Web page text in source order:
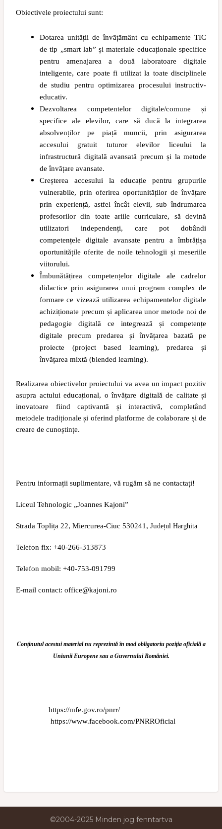
Obiectivele proiectului sunt:
Dotarea unitӑții de învӑțӑmȃnt cu echipamente TIC
de tip „smart lab” și materiale educaționale specifice
pentru amenajarea a două laboratoare digitale
inteligente, care poate fi utilizat la toate disciplinele
de studiu pentru optimizarea procesului instructiv-
educativ.
Dezvoltarea competentelor digitale/comune și
specifice ale elevilor, care să ducă la integrarea
absolvenților pe piață muncii, prin asigurarea
accesului gratuit tuturor elevilor liceului la
infrastructură digitală avansată precum și la metode
de învățare avansate.
Creșterea accesului la educație pentru grupurile
vulnerabile, prin oferirea oportunităților de învățare
prin experiență, astfel încât elevii, sub îndrumarea
profesorilor din toate ariile curriculare, să devină
utilizatori independenți, care pot dobândi
competențele digitale avansate pentru a îmbrățișa
oportunitățile oferite de noile tehnologii și meseriile
viitorului.
Îmbunătățirea competențelor digitale ale cadrelor
didactice prin asigurarea unui program complex de
formare ce vizează utilizarea echipamentelor digitale
achiziționate precum și aplicarea unor metode noi de
pedagogie digitală ce integrează și competențe
digitale precum predarea și învățarea bazată pe
proiecte (project based learning), predarea și
învățarea mixtă (blended learning).
Realizarea obiectivelor proiectului va avea un impact pozitiv
asupra actului educațional, o învățare digitală de calitate și
inovatoare fiind captivantă și interactivă, completând
metodele tradiționale și oferind platforme de colaborare și de
creare de cunoștințe.
Pentru informații suplimentare, vă rugăm să ne contactați!
Liceul Tehnologic „Joannes Kajoni”
Strada Toplița 22, Miercurea-Ciuc 530241, Județul Harghita
Telefon fix: +40-266-313873
Telefon mobil: +40-753-091799
E-mail contact: office@kajoni.ro
Conținutul acestui material nu reprezintă în mod obligatoriu poziția oficială a
Uniunii Europene sau a Guvernului României.
https://mfe.gov.ro/pnrr/
https://www.facebook.com/PNRROficial
©2004-2025 Minden jog fenntartva